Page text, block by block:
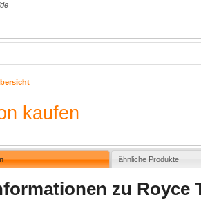
kaufen
ähnliche Produkte
zu Royce